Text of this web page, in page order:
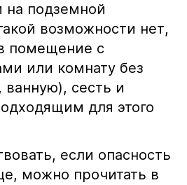
на подземной
возможности нет,
помещение с
или комнату без
сесть и
для этого
если опасность
можно прочитать в